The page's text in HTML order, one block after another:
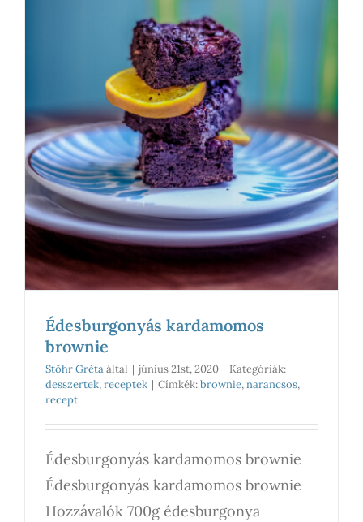
Édesburgonyás kardamomos
brownie
Stőhr Grétaáltal | június 21st, 2020 | Kategóriák:
desszertek,receptek | Címkék:brownie,narancsos,
recept
Édesburgonyás kardamomos brownie
Édesburgonyás kardamomos brownie
Hozzávalók 700g édesburgonya